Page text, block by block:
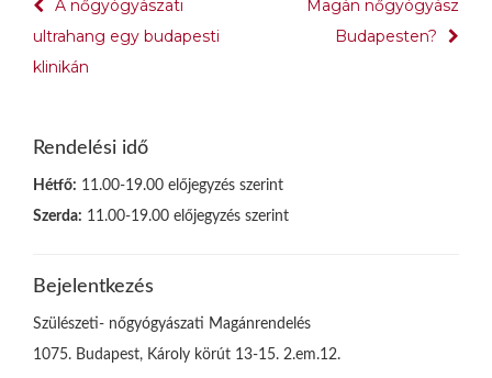
navigáció
A nőgyógyászati
ultrahang egy budapesti
klinikán
Magán nőgyógyász
Budapesten?
Rendelési idő
Hétfő: 11.00-19.00 előjegyzés szerint
Szerda: 11.00-19.00 előjegyzés szerint
Bejelentkezés
Szülészeti- nőgyógyászati Magánrendelés
1075. Budapest, Károly körút 13-15. 2.em.12.